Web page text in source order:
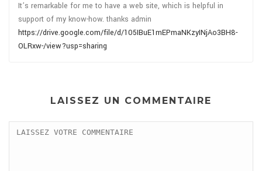
It’s remarkable for me to have a web site, which is helpful in
support of my know-how. thanks admin
https://drive.google.com/file/d/105IBuE1mEPmaNKzyINjAo3BH8-
OLRxw-/view?usp=sharing
LAISSEZ UN COMMENTAIRE